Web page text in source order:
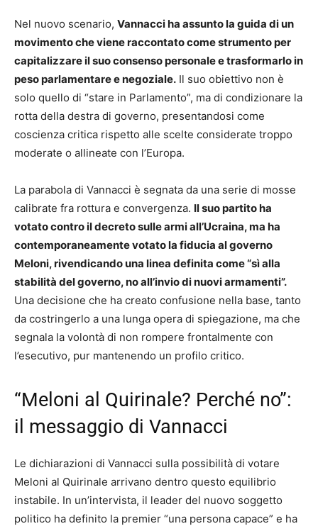
Nel nuovo scenario, Vannacci ha assunto la guida di un
movimento che viene raccontato come strumento per
capitalizzare il suo consenso personale e trasformarlo in
peso parlamentare e negoziale. Il suo obiettivo non è
solo quello di “stare in Parlamento”, ma di condizionare la
rotta della destra di governo, presentandosi come
coscienza critica rispetto alle scelte considerate troppo
moderate o allineate con l’Europa.
La parabola di Vannacci è segnata da una serie di mosse
calibrate fra rottura e convergenza. Il suo partito ha
votato contro il decreto sulle armi all’Ucraina, ma ha
contemporaneamente votato la fiducia al governo
Meloni, rivendicando una linea definita come “sì alla
stabilità del governo, no all’invio di nuovi armamenti”.
Una decisione che ha creato confusione nella base, tanto
da costringerlo a una lunga opera di spiegazione, ma che
segnala la volontà di non rompere frontalmente con
l’esecutivo, pur mantenendo un profilo critico.
“Meloni al Quirinale? Perché no”:
il messaggio di Vannacci
Le dichiarazioni di Vannacci sulla possibilità di votare
Meloni al Quirinale arrivano dentro questo equilibrio
instabile. In un’intervista, il leader del nuovo soggetto
politico ha definito la premier “una persona capace” e ha